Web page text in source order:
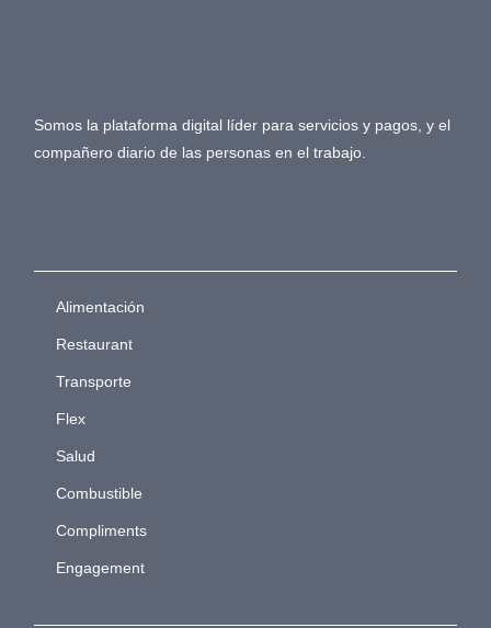
Somos la plataforma digital líder para servicios y pagos, y el
compañero diario de las personas en el trabajo.
Alimentación
Restaurant
Transporte
Flex
Salud
Combustible
Compliments
Engagement